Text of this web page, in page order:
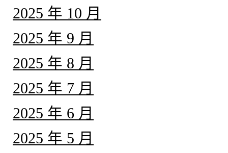
2025 年 10 月
2025 年 9 月
2025 年 8 月
2025 年 7 月
2025 年 6 月
2025 年 5 月